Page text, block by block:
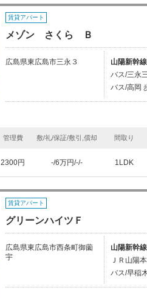
賃貸アパート
メゾン さくら Ｂ
広島県東広島市三永３
山陽新幹
バス/三永
バス/高岡
管理費 敷/礼/保証/敷引,償却 間取り
2300円 -/6万円/-/- 1LDK
賃貸アパート
グリーンハイツＦ
広島県東広島市西条町御薗
宇
山陽新幹
ＪＲ山陽
バス/早稲